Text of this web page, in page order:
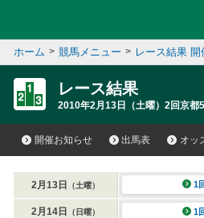
ホーム > 競馬メニュー > レース結果 開
レース結果
2010年2月13日（土曜）2回京都
開催お知らせ 出馬表 オッ
2月13日 （土曜） 1
2月14日 （日曜） 1